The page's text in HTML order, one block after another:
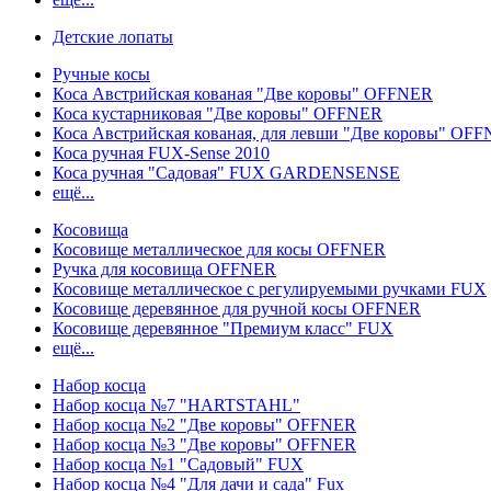
Детские лопаты
Ручные косы
Коса Австрийская кованая "Две коровы" OFFNER
Коса кустарниковая "Две коровы" OFFNER
Коса Австрийская кованая, для левши "Две коровы"
Коса ручная FUX-Sense 2010
Коса ручная "Садовая" FUX GARDENSENSE
ещё...
Косовища
Косовище металлическое для косы OFFNER
Ручка для косовища OFFNER
Косовище металлическое с регулируемыми ручками FUX
Косовище деревянное для ручной косы OFFNER
Косовище деревянное "Премиум класс" FUX
ещё...
Набор косца
Набор косца №7 "HARTSTAHL"
Набор косца №2 "Две коровы" OFFNER
Набор косца №3 "Две коровы" OFFNER
Набор косца №1 "Садовый" FUX
Набор косца №4 "Для дачи и сада" Fux